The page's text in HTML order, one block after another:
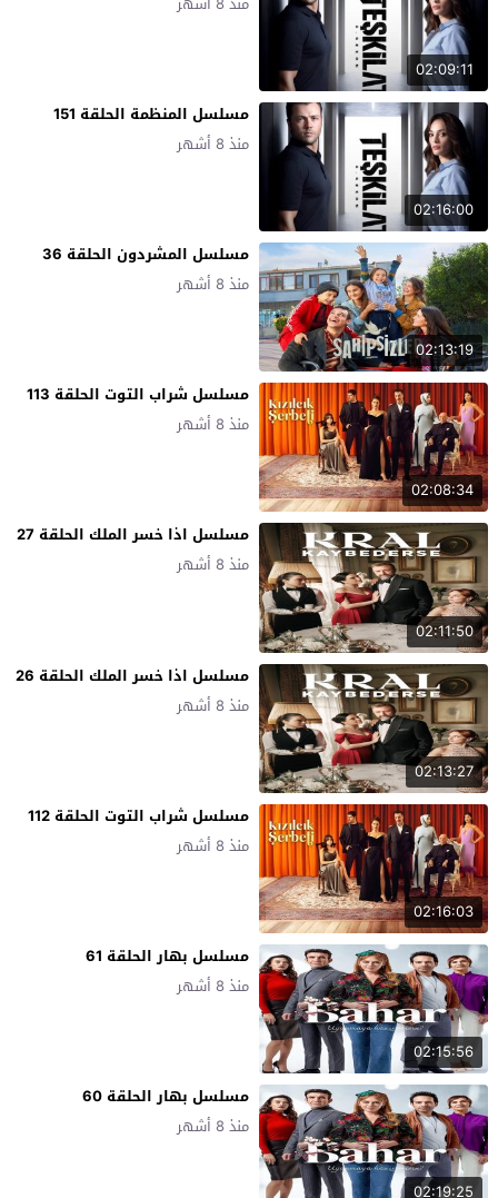
02:09:11
02:16:00
مسلسل المنظمة الحلقة 151
منذ 8 أشهر
02:13:19
مسلسل المشردون الحلقة 36
منذ 8 أشهر
02:08:34
مسلسل شراب التوت الحلقة 113
منذ 8 أشهر
02:11:50
مسلسل اذا خسر الملك الحلقة 27
منذ 8 أشهر
02:13:27
مسلسل اذا خسر الملك الحلقة 26
منذ 8 أشهر
02:16:03
مسلسل شراب التوت الحلقة 112
منذ 8 أشهر
02:15:56
مسلسل بهار الحلقة 61
منذ 8 أشهر
02:19:25
مسلسل بهار الحلقة 60
منذ 8 أشهر